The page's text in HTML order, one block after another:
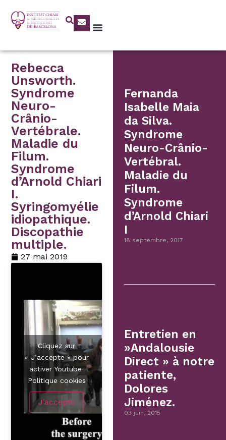
Rebecca
Unsworth.
Syndrome
Neuro-
Crânio-
Vertébrale.
Maladie du
Filum.
Syndrome
d’Arnold Chiari
I.
Syringomyélie
idiopathique.
Discopathie
multiple.
27 mai 2019
Cliquez sur
« J’accepte » pour
activer Youtube
Politique cookies
J’accepte
Fernanda
Isabelle Maia
da Silva.
Syndrome
Neuro-Crânio-
Vertébral.
Maladie du
Filum.
Syndrome
d’Arnold Chiari
I
18 septembre, 2017
Entretien en
»Andalousie
Direct » à notre
patiente,
Dolores
Jiménez.
03 juin, 2015